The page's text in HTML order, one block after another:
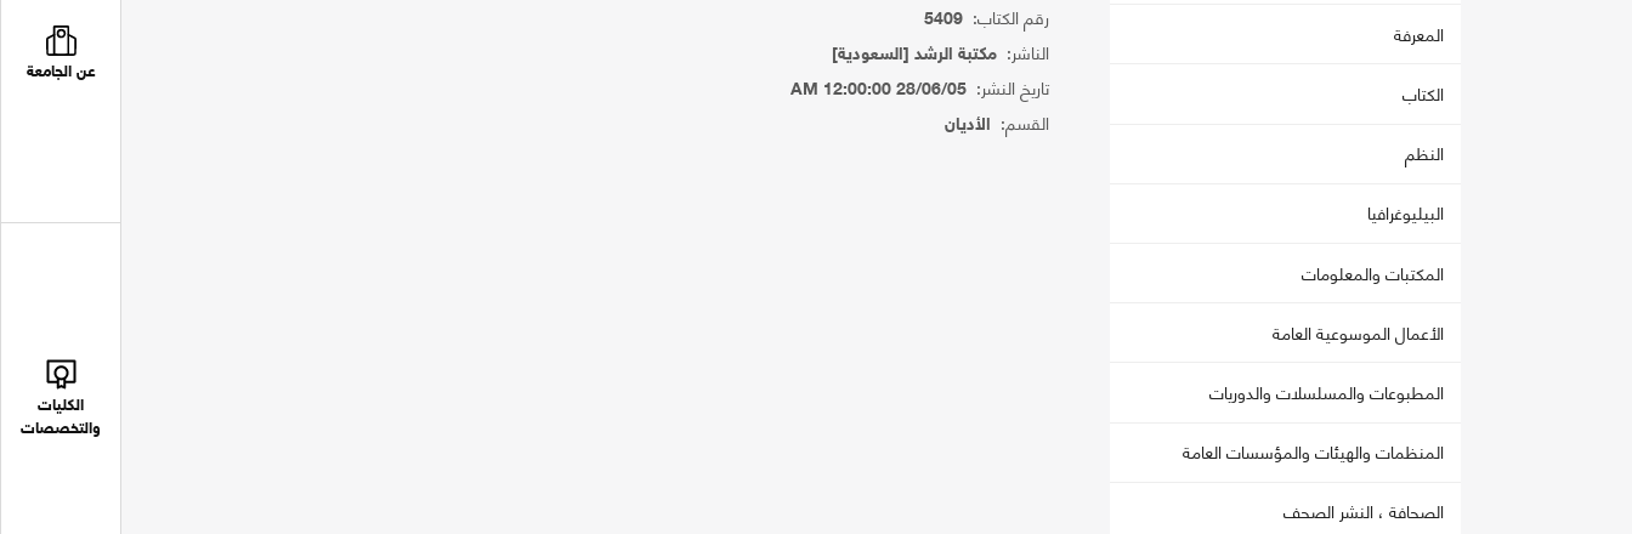
عن الجامعة
الكليات
والتخصصات
المعرفة
الكتاب
النظم
البيليوغرافيا
المكتبات والمعلومات
الأعمال الموسوعية العامة
المطبوعات والمسلسلات والدوريات
المنظمات والهيئات والمؤسسات العامة
الصحافة ، النشر الصحف
رقم الكتاب: 5409
الناشر: مكتبة الرشد [السعودية]
تاريخ النشر: 28/06/05 12:00:00 AM
القسم: الأديان